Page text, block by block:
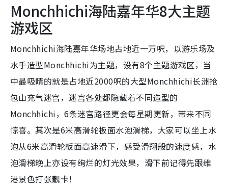
Monchhichi海陆嘉年华8大主题
游戏区
Monchhichi海陆嘉年华场地占地近一万呎，以游乐场及
水手造型Monchhichi为主题，设有8个主题游戏区，当
中最吸睛的就是占地近2000呎的大型Monchhichi长洲抢
包山充气迷宫，迷宫各处都隐藏着不同造型的
Monchhichi，6条迷宫路径更会每星期更新，带来不同
惊喜。其次是6米高滑轮板面水泡滑梯，大家可以坐上水
泡从6米高滑轮板面高速滑下，感受滑翔般的速度感，水
泡滑梯晚上亦设有绚烂的灯光效果，滑下前记得先跟维
港景色打张靓卡！